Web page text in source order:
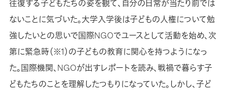
往復する子どもたちの姿を観て、自分の日常が当たり前では
ないことに気づいた。大学入学後は子どもの人権について勉
強したいとの思いで国際NGOでユースとして活動を始め、次
第に緊急時（※1）の子どもの教育に関心を持つようになっ
た。国際機関、NGOが出すレポートを読み、戦禍で暮らす子
どもたちのことを理解したつもりになっていた。しかし、子ど